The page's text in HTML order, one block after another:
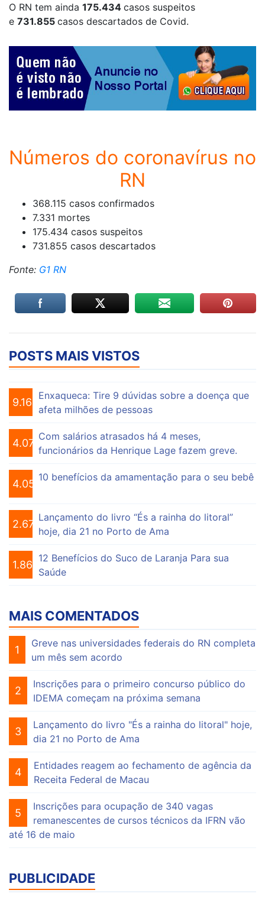
O RN tem ainda 175.434 casos suspeitos
e 731.855 casos descartados de Covid.
Números do coronavírus no
RN
368.115 casos confirmados
7.331 mortes
175.434 casos suspeitos
731.855 casos descartados
Fonte: G1 RN
POSTS MAIS VISTOS
9.166
Enxaqueca: Tire 9 dúvidas sobre a doença que
afeta milhões de pessoas
4.078
Com salários atrasados há 4 meses,
funcionários da Henrique Lage fazem greve.
4.058
10 benefícios da amamentação para o seu bebê
2.675
Lançamento do livro “És a rainha do litoral”
hoje, dia 21 no Porto de Ama
1.865
12 Benefícios do Suco de Laranja Para sua
Saúde
MAIS COMENTADOS
1
Greve nas universidades federais do RN completa
um mês sem acordo
2
Inscrições para o primeiro concurso público do
IDEMA começam na próxima semana
3
Lançamento do livro "És a rainha do litoral" hoje,
dia 21 no Porto de Ama
4
Entidades reagem ao fechamento de agência da
Receita Federal de Macau
5
Inscrições para ocupação de 340 vagas
remanescentes de cursos técnicos da IFRN vão
até 16 de maio
PUBLICIDADE